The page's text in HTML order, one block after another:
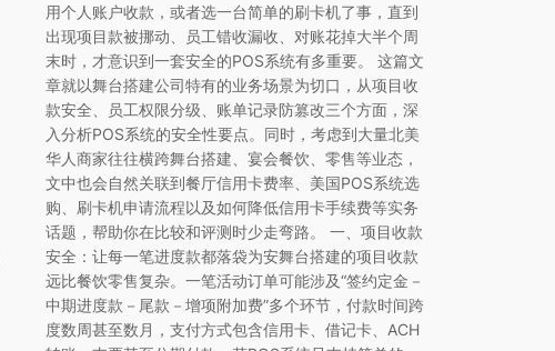
用个人账户收款，或者选一台简单的刷卡机了事，直到
出现项目款被挪动、员工错收漏收、对账花掉大半个周
末时，才意识到一套安全的POS系统有多重要。 这篇文
章就以舞台搭建公司特有的业务场景为切口，从项目收
款安全、员工权限分级、账单记录防篡改三个方面，深
入分析POS系统的安全性要点。同时，考虑到大量北美
华人商家往往横跨舞台搭建、宴会餐饮、零售等业态，
文中也会自然关联到餐厅信用卡费率、美国POS系统选
购、刷卡机申请流程以及如何降低信用卡手续费等实务
话题，帮助你在比较和评测时少走弯路。 一、项目收款
安全：让每一笔进度款都落袋为安舞台搭建的项目收款
远比餐饮零售复杂。一笔活动订单可能涉及“签约定金－
中期进度款－尾款－增项附加费”多个环节，付款时间跨
度数周甚至数月，支付方式包含信用卡、借记卡、ACH